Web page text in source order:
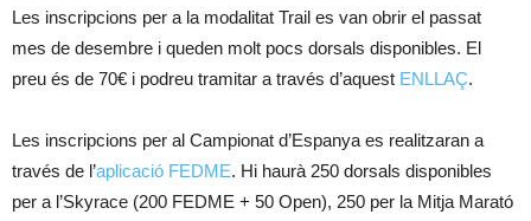
Les inscripcions per a la modalitat Trail es van obrir el passat
mes de desembre i queden molt pocs dorsals disponibles. El
preu és de 70€ i podreu tramitar a través d’aquest ENLLAÇ.
Les inscripcions per al Campionat d’Espanya es realitzaran a
través de l’aplicació FEDME. Hi haurà 250 dorsals disponibles
per a l’Skyrace (200 FEDME + 50 Open), 250 per la Mitja Marató